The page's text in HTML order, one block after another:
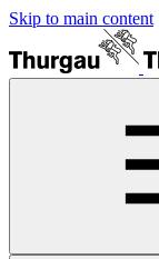
Skip to main content